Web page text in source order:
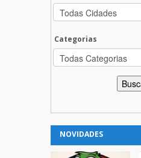
Categorias
NOVIDADES